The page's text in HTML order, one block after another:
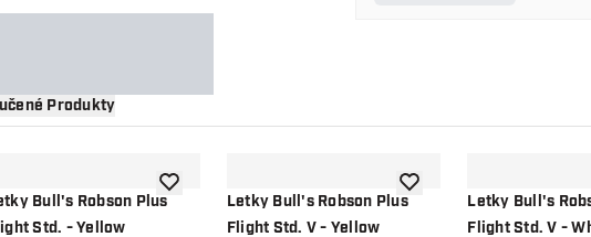
Produkty
přání
Bull's Robson Plus
Std. - Yellow
Přidat do seznamu přání
Letky Bull's Robson Plus
Flight Std. V - Yellow
Přidat do seznamu přání
Letky Bull's
Flight Std. V -